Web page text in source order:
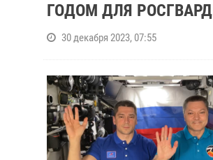
ГОДОМ ДЛЯ
30 декабря 2023, 07:55